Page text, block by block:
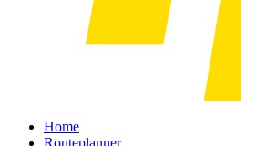
Home
Routeplanner